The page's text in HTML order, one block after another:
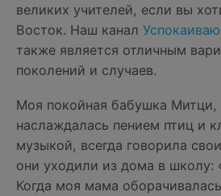
великих учителей, если вы
Восток. Наш канал
также является отличным
поколений и случаев.
Моя покойная бабушка Митци,
наслаждалась пением птиц и
музыкой, всегда говорила
они уходили из дома в школу:
Когда моя мама